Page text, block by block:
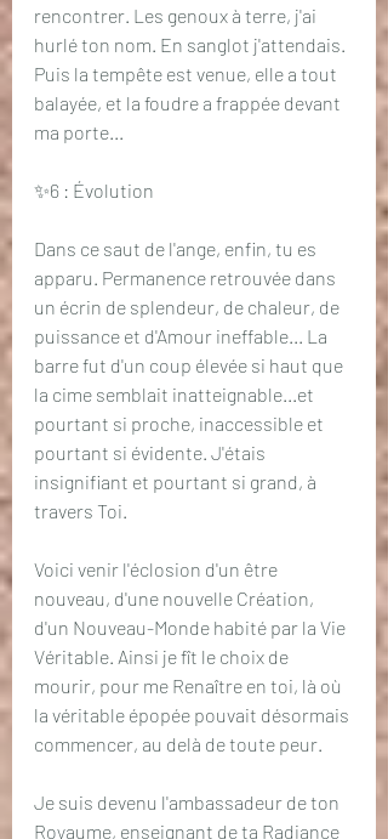
rencontrer. Les genoux à terre, j'ai
hurlé ton nom. En sanglot j'attendais.
Puis la tempête est venue, elle a tout
balayée, et la foudre a frappée devant
ma porte...
✨6 : Évolution
Dans ce saut de l'ange, enfin, tu es
apparu. Permanence retrouvée dans
un écrin de splendeur, de chaleur, de
puissance et d'Amour ineffable... La
barre fut d'un coup élevée si haut que
la cime semblait inatteignable...et
pourtant si proche, inaccessible et
pourtant si évidente. J'étais
insignifiant et pourtant si grand, à
travers Toi.
Voici venir l'éclosion d'un être
nouveau, d'une nouvelle Création,
d'un Nouveau-Monde habité par la Vie
Véritable. Ainsi je fît le choix de
mourir, pour me Renaître en toi, là où
la véritable épopée pouvait désormais
commencer, au delà de toute peur.
Je suis devenu l'ambassadeur de ton
Royaume, enseignant de ta Radiance